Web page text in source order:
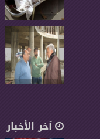
آخر الأخبار